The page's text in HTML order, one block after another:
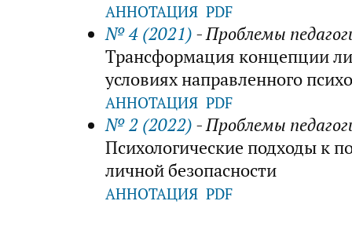
АННОТАЦИЯ PDF
№ 4 (2021) - Проблемы
Трансформация концепции
условиях направленного
АННОТАЦИЯ PDF
№ 2 (2022) - Проблемы
Психологические подходы к
личной безопасности
АННОТАЦИЯ PDF